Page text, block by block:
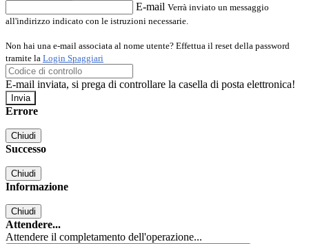
E-mail Verrà inviato un messaggio
all'indirizzo indicato con le istruzioni necessarie.
Non hai una e-mail associata al nome utente? Effettua il reset della password
tramite la Login Spaggiari
E-mail inviata, si prega di controllare la casella di posta elettronica!
Errore
Chiudi
Successo
Chiudi
Informazione
Chiudi
Attendere...
Attendere il completamento dell'operazione...